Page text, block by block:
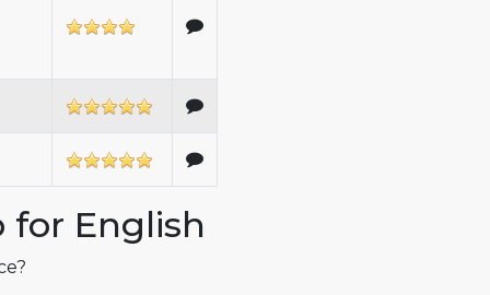
for English